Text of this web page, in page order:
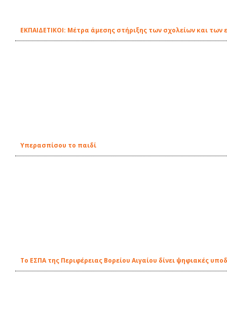
EΚΠΑΙΔΕΤΙΚΟΙ: Μέτρα άμεσης στήριξης των σχολείων και
Υπερασπίσου το παιδί
Το ΕΣΠΑ της Περιφέρειας Βορείου Αιγαίου δίνει ψηφιακές